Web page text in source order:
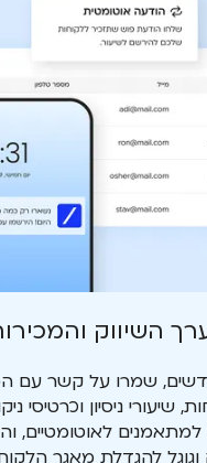
השיווק
שמרו על קשר עם
שיעורי ניסיון וכרטיסי
למתאמנים לאוטומטיים,
וגוגל להגדלת מאגר